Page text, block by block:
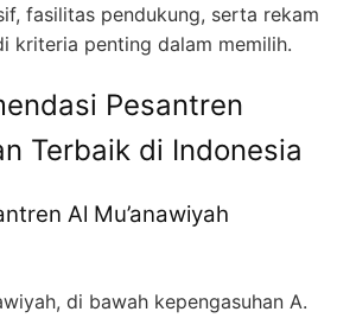
fasilitas pendukung, serta rekam
kriteria penting dalam memilih.
Pesantren
Terbaik di Indonesia
Al Mu’anawiyah
di bawah kepengasuhan A.